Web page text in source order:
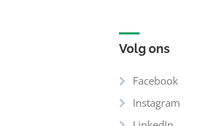
Volg ons
Facebook
Instagram